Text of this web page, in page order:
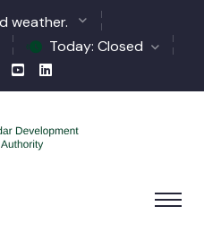
weather.
Today: Closed